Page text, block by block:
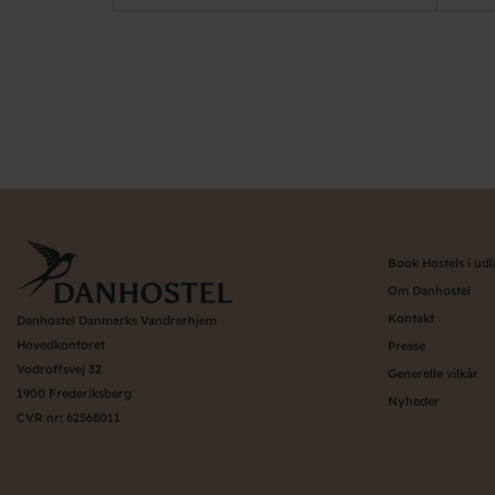
Danhostel Danmarks Vandrerhjem
Hovedkontoret
Vodroffsvej 32
1900 Frederiksberg
CVR nr: 62568011
Book Hostels i
Om Danhostel
Kontakt
Presse
Generelle vilkår
Nyheder